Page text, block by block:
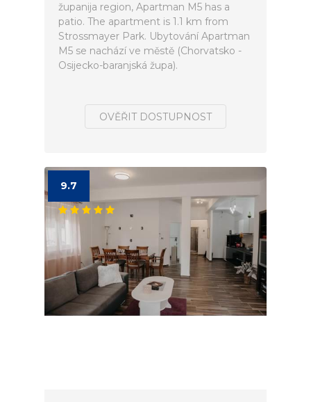
županija region, Apartman M5 has a
patio. The apartment is 1.1 km from
Strossmayer Park. Ubytování Apartman
M5 se nachází ve městě (Chorvatsko -
Osijecko-baranjská župa).
OVĚŘIT DOSTUPNOST
9.7